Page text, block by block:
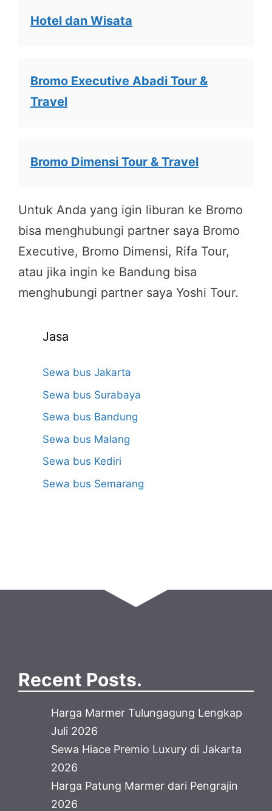
Hotel dan Wisata
Bromo Executive Abadi Tour &
Travel
Bromo Dimensi Tour & Travel
Untuk Anda yang igin liburan ke Bromo
bisa menghubungi partner saya Bromo
Executive, Bromo Dimensi, Rifa Tour,
atau jika ingin ke Bandung bisa
menghubungi partner saya Yoshi Tour.
Jasa
Sewa bus Jakarta
Sewa bus Surabaya
Sewa bus Bandung
Sewa bus Malang
Sewa bus Kediri
Sewa bus Semarang
Recent Posts.
Harga Marmer Tulungagung Lengkap
Juli 2026
Sewa Hiace Premio Luxury di Jakarta
2026
Harga Patung Marmer dari Pengrajin
2026